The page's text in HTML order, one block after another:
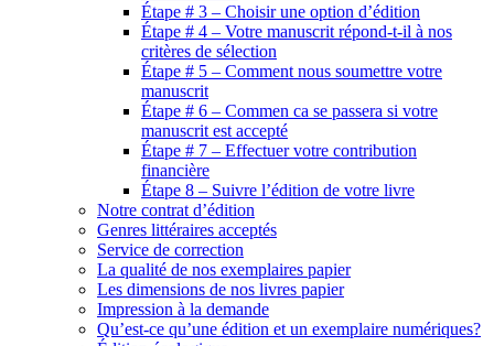
Étape # 3 – Choisir une option d’édition
Étape # 4 – Votre manuscrit répond-t-il à nos
critères de sélection
Étape # 5 – Comment nous soumettre votre
manuscrit
Étape # 6 – Commen ca se passera si votre
manuscrit est accepté
Étape # 7 – Effectuer votre contribution
financière
Étape 8 – Suivre l’édition de votre livre
Notre contrat d’édition
Genres littéraires acceptés
Service de correction
La qualité de nos exemplaires papier
Les dimensions de nos livres papier
Impression à la demande
Qu’est-ce qu’une édition et un exemplaire numériques?